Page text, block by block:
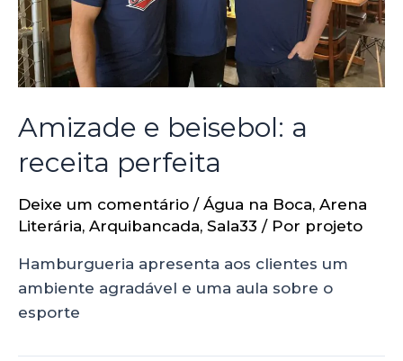
Amizade e beisebol: a
receita perfeita
Deixe um comentário / Água na Boca, Arena
Literária, Arquibancada, Sala33 / Por projeto
Hamburgueria apresenta aos clientes um
ambiente agradável e uma aula sobre o
esporte